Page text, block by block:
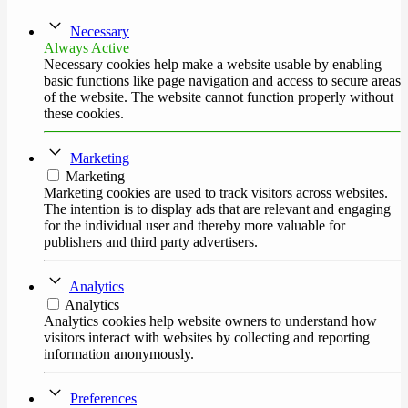
Necessary
Always Active
Necessary cookies help make a website usable by enabling
basic functions like page navigation and access to secure areas
of the website. The website cannot function properly without
these cookies.
Marketing
Marketing
Marketing cookies are used to track visitors across websites.
The intention is to display ads that are relevant and engaging
for the individual user and thereby more valuable for
publishers and third party advertisers.
Analytics
Analytics
Analytics cookies help website owners to understand how
visitors interact with websites by collecting and reporting
information anonymously.
Preferences